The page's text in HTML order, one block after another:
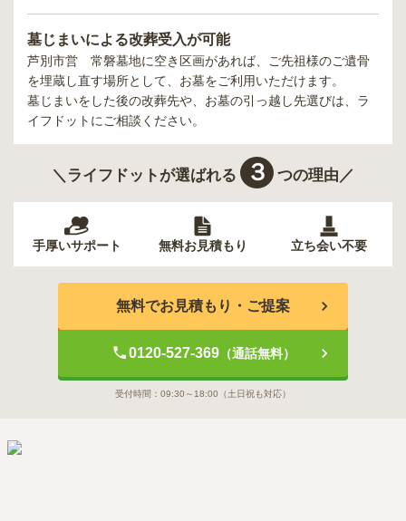
墓じまいによる改葬受入が可能
芦別市営 常磐墓地に空き区画があれば、ご先祖様のご遺骨
を埋蔵し直す場所として、お墓をご利用いただけます。
墓じまいをした後の改葬先や、お墓の引っ越し先選びは、ラ
イフドットにご相談ください。
＼ライフドットが選ばれる ３ つの理由／
手厚いサポート 無料お見積もり 立ち会い不要
無料でお見積もり・ご提案
0120-527-369（通話無料）
受付時間： 09:30～18:00 （土日祝も対応）